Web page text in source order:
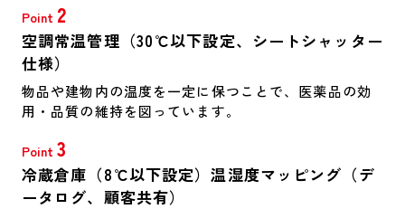
Point 2
空調常温管理（30℃以下設定、シートシャッター
仕様）
物品や建物内の温度を一定に保つことで、医薬品の効
用・品質の維持を図っています。
Point 3
冷蔵倉庫（8℃以下設定）温湿度マッピング（デ
ータログ、顧客共有）